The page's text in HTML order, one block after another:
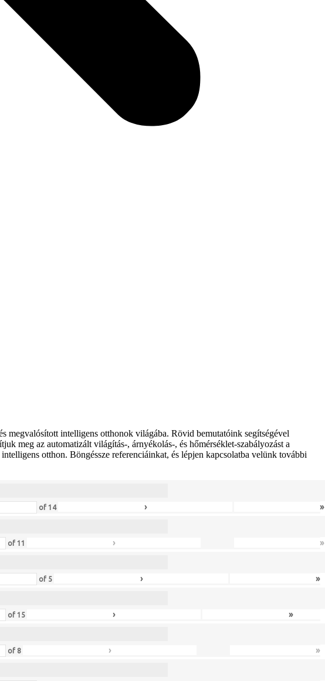
intelligens otthonok világába. Rövid bemutatóink segítségével
meg az automatizált világítás-, árnyékolás-, és hőmérséklet-szabályozást a
otthon. Böngéssze referenciáinkat, és lépjen kapcsolatba velünk további
of14 › »
of11 › »
of 5 › »
of15 › »
of 8 › »